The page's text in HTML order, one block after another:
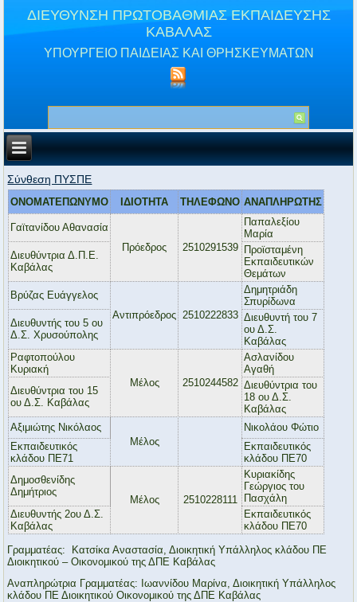
ΔΙΕΥΘΥΝΣΗ ΠΡΩΤΟΒΑΘΜΙΑΣ ΕΚΠΑΙΔΕΥΣΗΣ
ΚΑΒΑΛΑΣ
ΥΠΟΥΡΓΕΙΟ ΠΑΙΔΕΙΑΣ ΚΑΙ ΘΡΗΣΚΕΥΜΑΤΩΝ
Σύνθεση ΠΥΣΠΕ
ΟΝΟΜΑΤΕΠΩΝΥΜΟ ΙΔΙΟΤΗΤΑ ΤΗΛΕΦΩΝΟ ΑΝΑΠΛΗΡΩΤΗΣ
Γαϊτανίδου Αθανασία
Πρόεδρος
2510291539
Παπαλεξίου
Μαρία
Διευθύντρια Δ.Π.Ε.
Καβάλας
Προϊσταμένη
Εκπαιδευτικών
Θεμάτων
Βρύζας Ευάγγελος
Αντιπρόεδρος 2510222833
Δημητριάδη
Σπυρίδωνα
Διευθυντής του 5 ου
Δ.Σ. Χρυσούπολης
Διευθυντή του 7
ου Δ.Σ.
Καβάλας
Ραφτοπούλου
Κυριακή
Μέλος
2510244582
Ασλανίδου
Αγαθή
Διευθύντρια του 15
ου Δ.Σ. Καβάλας
Διευθύντρια του
18 ου Δ.Σ.
Καβάλας
Αξιμιώτης Νικόλαος
Μέλος
Νικολάου Φώτιο
Εκπαιδευτικός
κλάδου ΠΕ71
Εκπαιδευτικός
κλάδου ΠΕ70
Δημοσθενίδης
Δημήτριος
Μέλος 2510228111
Κυριακίδης
Γεώργιος του
Πασχάλη
Διευθυντής 2ου Δ.Σ.
Καβάλας
Εκπαιδευτικός
κλάδου ΠΕ70
Γραμματέας: Κατσίκα Αναστασία, Διοικητική Υπάλληλος κλάδου ΠΕ
Διοικητικού – Οικονομικού της ΔΠΕ Καβάλας
Αναπληρώτρια Γραμματέας: Ιωαννίδου Μαρίνα, Διοικητική Υπάλληλος
κλάδου ΠΕ Διοικητικού Οικονομικού της ΔΠΕ Καβάλας